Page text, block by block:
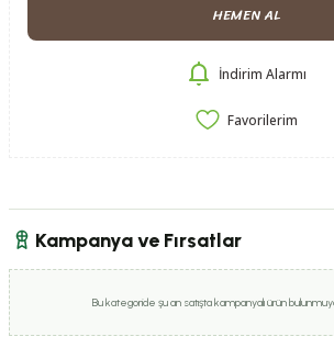
HEMEN AL
İndirim Alarmı
Kampanya ve Fırsatlar
Bu kategoride şu an satışta kampanyalı ürün